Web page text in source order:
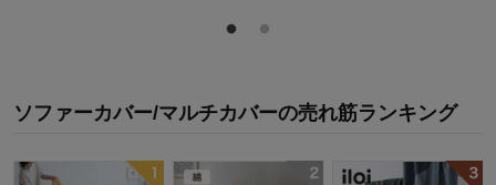
ソファーカバー/マルチカバーの売れ筋ランキング